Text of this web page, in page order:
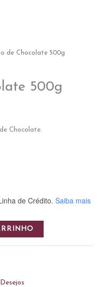
de Chocolate 500g
500g
Chocolate.
de Crédito. Saiba mais